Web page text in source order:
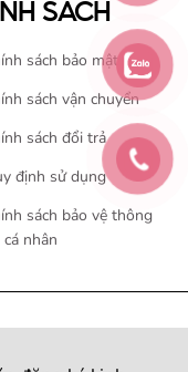
SÁCH
sách bảo mật
sách vận chuyển
sách đổi trả
định sử dụng
sách bảo vệ thông
nhân